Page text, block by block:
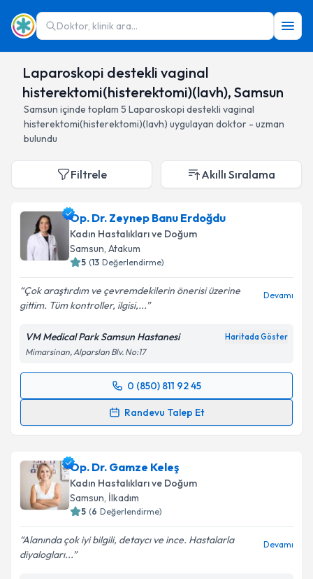
Doktor, klinik ara...
Laparoskopi destekli vaginal
histerektomi(histerektomi)(lavh), Samsun
Samsun içinde toplam 5 Laparoskopi destekli vaginal
histerektomi(histerektomi)(lavh) uygulayan doktor - uzman
bulundu
Filtrele Akıllı Sıralama
Op. Dr. Zeynep Banu Erdoğdu
Kadın Hastalıkları ve Doğum
Samsun, Atakum
5 (13 Değerlendirme)
Çok araştırdım ve çevremdekilerin önerisi üzerine
gittim. Tüm kontroller, ilgisi,...
Devamı
VM Medical Park Samsun Hastanesi Haritada Göster
Mimarsinan, Alparslan Blv. No:17
0 (850) 811 92 45
Randevu Talep Et
Randevu Takvimi Talebi
için bir takvim hazırlandığında e-posta ile
bilgilendireceğiz.
E-posta Adresiniz
Op. Dr. Gamze Keleş
Kadın Hastalıkları ve Doğum
Samsun, İlkadım
5 (6 Değerlendirme)
Alanında çok iyi bilgili, detaycı ve ince. Hastalarla
diyalogları...
Devamı